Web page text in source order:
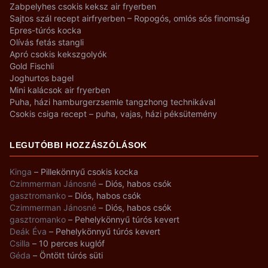
Zabpelyhes csokis keksz air fryerben
Sajtos szál recept airfryerben – Ropogós, omlós sós finomság
Epres-túrós kocka
Olívás fetás stangli
Apró csokis kekszgolyók
Gold Fischli
Joghurtos bagel
Mini kalácsok air fryerben
Puha, házi hamburgerzsemle tangzhong technikával
Csokis csiga recept – puha, vajas, házi péksütemény
LEGUTÓBBI HOZZÁSZÓLÁSOK
Kinga – Pillekönnyű csokis kocka
Czimmerman Jánosné – Diós, habos csók
gasztromanko – Diós, habos csók
Czimmerman Jánosné – Diós, habos csók
gasztromanko – Pehelykönnyű túrós kevert
Deák Éva – Pehelykönnyű túrós kevert
Csilla – 10 perces kuglóf
Géda – Öntött túrós süti